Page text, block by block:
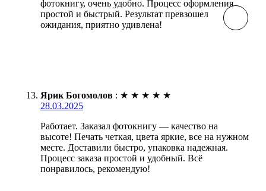
фотокнигу, очень удобно. Процесс оформления
простой и быстрый. Результат превзошел
ожидания, приятно удивлена!
Ярик Богомолов : ★ ★ ★ ★ ★
28.03.2025
Работает. Заказал фотокнигу — качество на
высоте! Печать четкая, цвета яркие, все на нужном
месте. Доставили быстро, упаковка надежная.
Процесс заказа простой и удобный. Всё
понравилось, рекомендую!